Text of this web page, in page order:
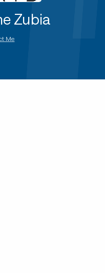
Zubia
Me